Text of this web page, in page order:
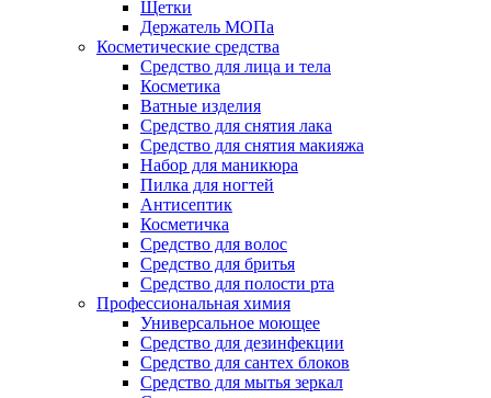
Щетки
Держатель МОПа
Косметические средства
Средство для лица и тела
Косметика
Ватные изделия
Средство для снятия лака
Средство для снятия макияжа
Набор для маникюра
Пилка для ногтей
Антисептик
Косметичка
Средство для волос
Средство для бритья
Средство для полости рта
Профессиональная химия
Универсальное моющее
Средство для дезинфекции
Средство для сантех блоков
Средство для мытья зеркал